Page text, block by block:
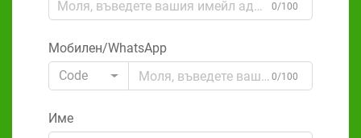
0/100
Мобилен/WhatsApp
Code
0/100
Име